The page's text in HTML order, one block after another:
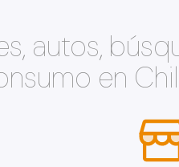
autos,
en